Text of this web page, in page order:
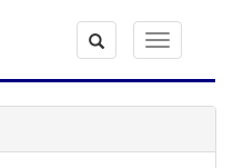
Toggle
navigation